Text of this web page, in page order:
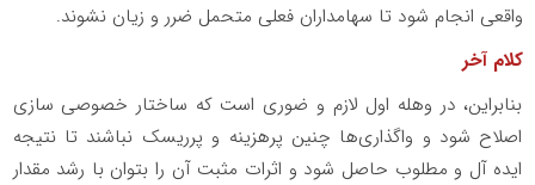
واقعی انجام شود تا سهامداران فعلی متحمل ضرر و زیان نشوند.
کلام آخر
بنابراین، در وهله اول لازم و ضوری است که ساختار خصوصی سازی
اصلاح شود و واگذاری‌ها چنین پرهزینه و پرریسک نباشند تا نتیجه
ایده آل و مطلوب حاصل شود و اثرات مثبت آن را بتوان با رشد مقدار